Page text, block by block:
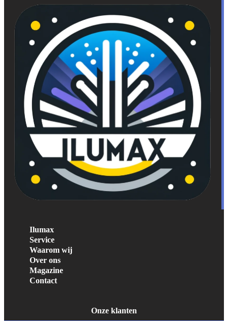
Ilumax
Service
Waarom wij
Over ons
Magazine
Contact
Onze klanten